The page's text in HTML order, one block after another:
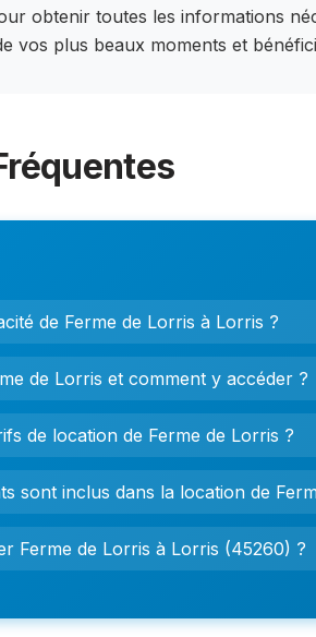
obtenir toutes les informations
vos plus beaux moments et
de Ferme de Lorris à Lorris ?
de Lorris et comment y accéder ?
de location de Ferme de Lorris ?
sont inclus dans la location de
Ferme de Lorris à Lorris (45260) ?